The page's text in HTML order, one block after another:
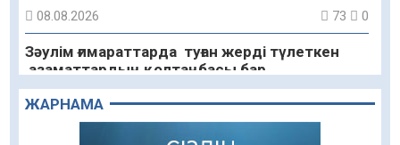
08.08.2026 73 0
Зәулім ғимараттарда туған жерді түлеткен
азаматтардың қолтаңбасы бар
08.08.2026
ЖАРНАМА